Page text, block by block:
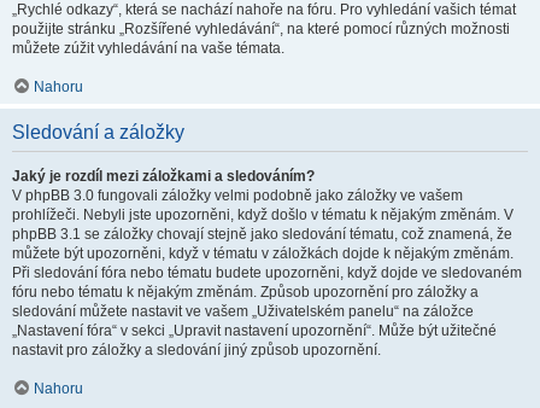
„Rychlé odkazy“, která se nachází nahoře na fóru. Pro vyhledání vašich témat
použijte stránku „Rozšířené vyhledávání“, na které pomocí různých možnosti
můžete zúžit vyhledávání na vaše témata.
Nahoru
Sledování a záložky
Jaký je rozdíl mezi záložkami a sledováním?
V phpBB 3.0 fungovali záložky velmi podobně jako záložky ve vašem
prohlížeči. Nebyli jste upozorněni, když došlo v tématu k nějakým změnám. V
phpBB 3.1 se záložky chovají stejně jako sledování tématu, což znamená, že
můžete být upozorněni, když v tématu v záložkách dojde k nějakým změnám.
Při sledování fóra nebo tématu budete upozorněni, když dojde ve sledovaném
fóru nebo tématu k nějakým změnám. Způsob upozornění pro záložky a
sledování můžete nastavit ve vašem „Uživatelském panelu“ na záložce
„Nastavení fóra“ v sekci „Upravit nastavení upozornění“. Může být užitečné
nastavit pro záložky a sledování jiný způsob upozornění.
Nahoru